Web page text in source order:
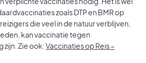
zoals DTP en BMR op
die veel in de natuur verblijven,
kan vaccinatie tegen
Zie ook:Vaccinaties op Reis –